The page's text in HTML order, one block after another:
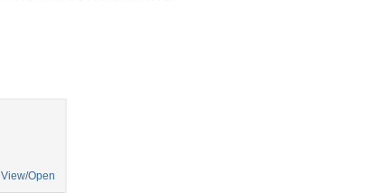
View/Open